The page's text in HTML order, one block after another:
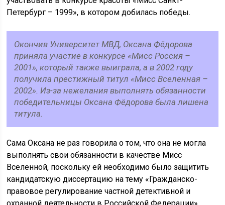
Петербург – 1999», в котором добилась победы.
Окончив Университет МВД, Оксана Фёдорова
приняла участие в конкурсе «Мисс Россия –
2001», который также выиграла, а в 2002 году
получила престижный титул «Мисс Вселенная –
2002». Из-за нежелания выполнять обязанности
победительницы Оксана Фёдорова была лишена
титула.
Сама Оксана не раз говорила о том, что она не могла
выполнять свои обязанности в качестве Мисс
Вселенной, поскольку ей необходимо было защитить
кандидатскую диссертацию на тему «Гражданско-
правовое регулирование частной детективной и